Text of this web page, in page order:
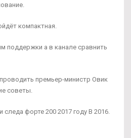
компактная.
поддержки а в канале сравнить
премьер-министр Овик
советы.
следа форте 200 2017 году В 2016.